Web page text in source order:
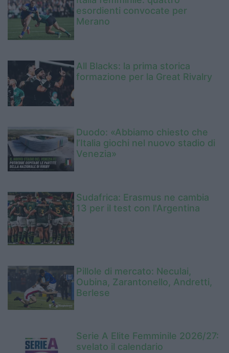
esordienti convocate per
Merano
All Blacks: la prima storica
formazione per la Great Rivalry
Duodo: «Abbiamo chiesto che
l’Italia giochi nel nuovo stadio di
Venezia»
Sudafrica: Erasmus ne cambia
13 per il test con l'Argentina
Pillole di mercato: Neculai,
Oubina, Zarantonello, Andretti,
Berlese
Serie A Elite Femminile 2026/27:
svelato il calendario